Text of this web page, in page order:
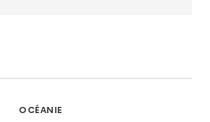
OCÉANIE